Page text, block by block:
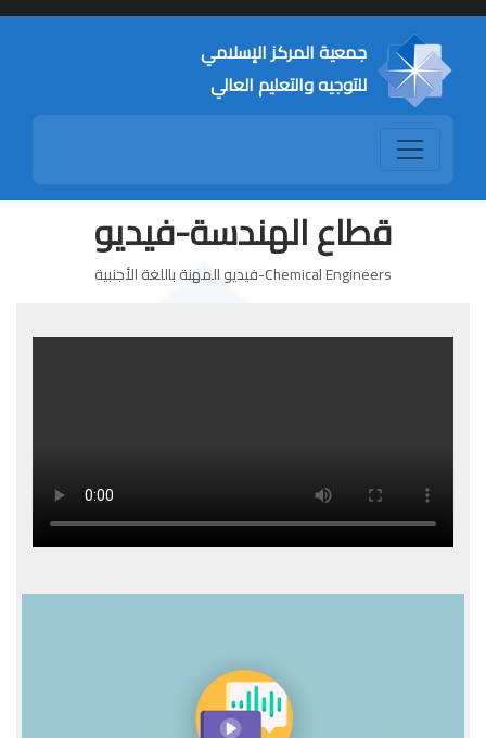
جمعية المركز الإسلامي
للتوجيه والتعليم العالي
قطاع الهندسة-فيديو
Chemical Engineers-فيديو المهنة باللغة الأجنبية